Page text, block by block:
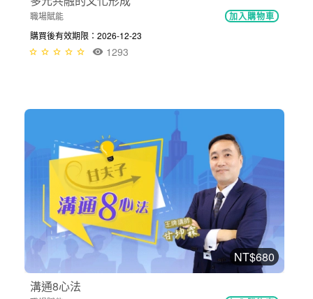
職場賦能 加入購物車
購買後有效期限：2026-12-23
1293
NT$680
溝通8心法